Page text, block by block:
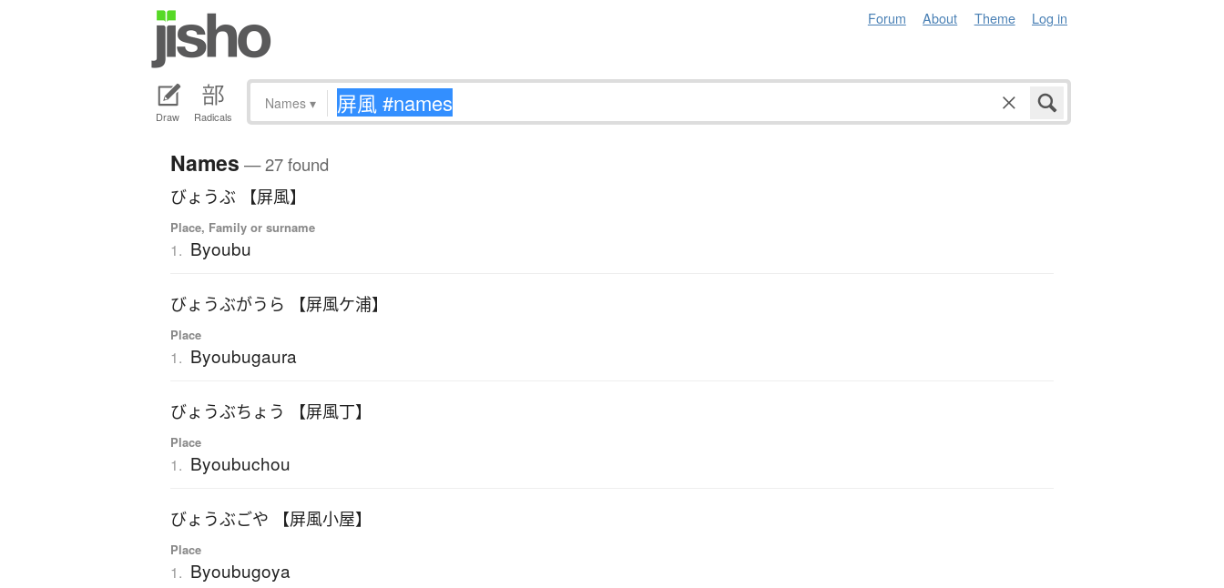
Forum About Theme Log in
Draw Radicals
Names ▾
Names — 27 found
びょうぶ 【屏風】
Place, Family or surname
1. Byoubu
びょうぶがうら 【屏風ケ浦】
Place
1. Byoubugaura
びょうぶちょう 【屏風丁】
Place
1. Byoubuchou
びょうぶごや 【屏風小屋】
Place
1. Byoubugoya